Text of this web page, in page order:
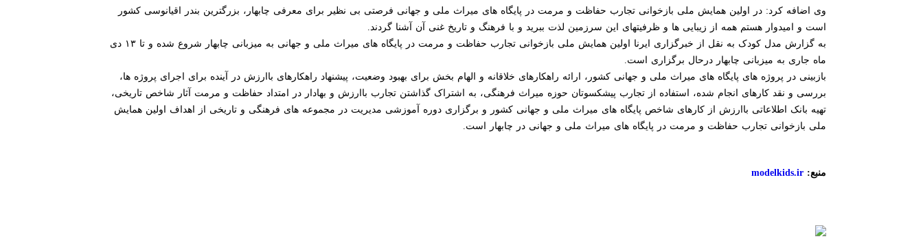
وی اضافه کرد: در اولین همایش ملی بازخوانی تجارب حفاظت و مرمت در پایگاه های میراث ملی و جهانی فرصتی بی نظیر برای معرفی چابهار، بزرگترین بندر اقیانوسی کشور
است و امیدوار هستم همه از زیبایی ها و ظرفیتهای این سرزمین لذت ببرید و با فرهنگ و تاریخ غنی آن آشنا گردند.
به گزارش مدل کودک به نقل از خبرگزاری ایرنا اولین همایش ملی بازخوانی تجارب حفاظت و مرمت در پایگاه های میراث ملی و جهانی به میزبانی چابهار شروع شده و تا ۱۳ دی
ماه جاری به میزبانی چابهار درحال برگزاری است.
بازبینی در پروژه های پایگاه های میراث ملی و جهانی کشور، ارائه راهکارهای خلاقانه و الهام بخش برای بهبود وضعیت، پیشنهاد راهکارهای باارزش در آینده برای اجرای پروژه ها،
بررسی و نقد کارهای انجام شده، استفاده از تجارب پیشکسوتان حوزه میراث فرهنگی، به اشتراک گذاشتن تجارب باارزش و بهادار در امتداد حفاظت و مرمت آثار شاخص تاریخی،
تهیه بانک اطلاعاتی باارزش از کارهای شاخص پایگاه های میراث ملی و جهانی کشور و برگزاری دوره آموزشی مدیریت در مجموعه های فرهنگی و تاریخی از اهداف اولین همایش
ملی بازخوانی تجارب حفاظت و مرمت در پایگاه های میراث ملی و جهانی در چابهار است.
منبع: modelkids.ir